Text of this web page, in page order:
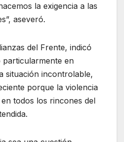
la exigencia a las
aseveró.
del Frente, indicó
en
situación incontrolable,
porque la violencia
todos los rincones del